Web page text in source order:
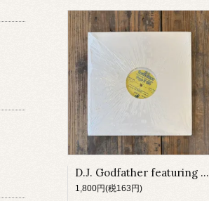
D.J. Godfather featuring Coon Daddy - Page U 304
1,800円(税163円)